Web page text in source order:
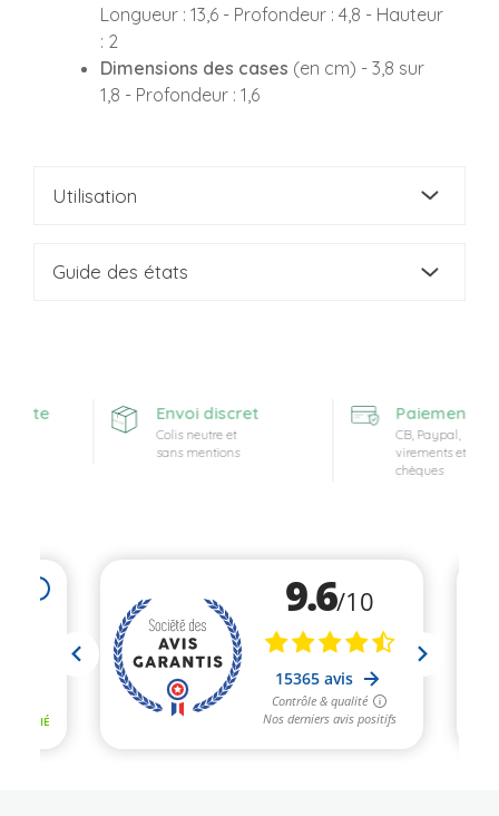
Longueur : 13,6 - Profondeur : 4,8 - Hauteur
: 2
Dimensions des cases (en cm) - 3,8 sur
1,8 - Profondeur : 1,6
Utilisation
Guide des états
Envoi discret
Colis neutre et
sans mentions
Paiement
CB, Paypal,
virements et
chèques